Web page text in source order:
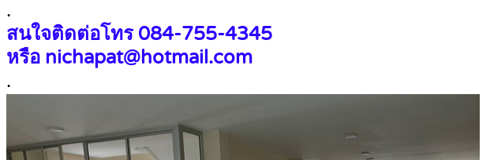
.
สนใจติดต่อโทร 084-755-4345
หรือ nichapat@hotmail.com
.